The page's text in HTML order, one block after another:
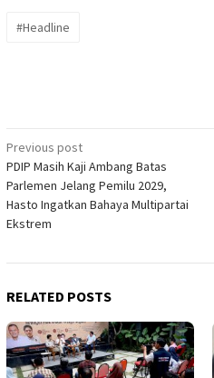
#Headline
Post
navigation
Previous post
PDIP Masih Kaji Ambang Batas
Parlemen Jelang Pemilu 2029,
Hasto Ingatkan Bahaya Multipartai
Ekstrem
RELATED POSTS